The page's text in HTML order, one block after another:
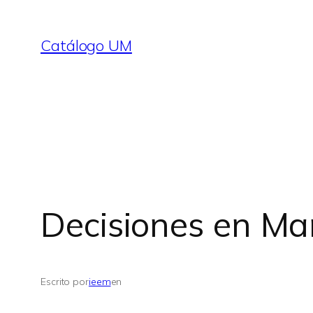
contenido
Catálogo UM
Decisiones en
Escrito porieemen